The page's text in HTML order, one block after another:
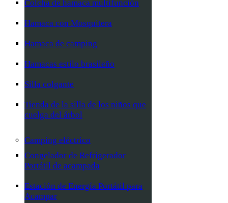
Colcha de hamaca multifunción
Hamaca con Mosquitera
Hamaca de camping
Hamacas estilo brasileño
Silla colgante
Tienda de la silla de los niños que
cuelga del árbol
Camping eléctrico
Congelador de Refrigerador
Portátil de acampada
Estación de Energía Portátil para
Acampar